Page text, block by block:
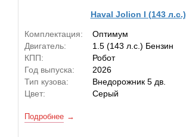
Haval Jolion I (143 л.с.)
Комплектация:
Оптимум
Двигатель:
1.5 (143 л.с.) Бензин
КПП:
Робот
Год выпуска:
2026
Тип кузова:
Внедорожник 5 дв.
Цвет:
Серый
Подробнее